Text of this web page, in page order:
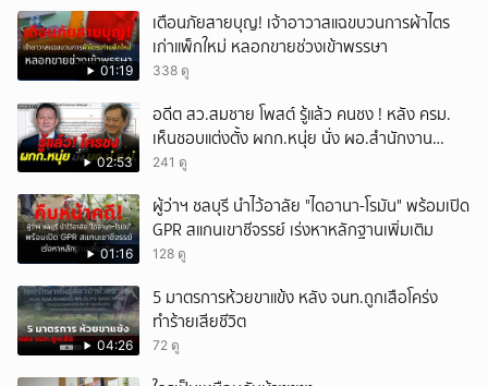
01:19
เตือนภัยสายบุญ! เจ้าอาวาสแฉขบวนการผ้าไตร
เก่าแพ็กใหม่ หลอกขายช่วงเข้าพรรษา
338 ดู
02:53
อดีต สว.สมชาย โพสต์ รู้แล้ว คนชง ! หลัง ครม.
เห็นชอบแต่งตั้ง ผกก.หนุ่ย นั่ง ผอ.สำนักงาน
ป.ย.ป.
241 ดู
01:16
ผู้ว่าฯ ชลบุรี นำไว้อาลัย "ไดอานา-โรมัน" พร้อมเปิด
GPR สแกนเขาชีจรรย์ เร่งหาหลักฐานเพิ่มเติม
128 ดู
04:26
5 มาตรการห้วยขาแข้ง หลัง จนท.ถูกเสือโคร่ง
ทำร้ายเสียชีวิต
72 ดู